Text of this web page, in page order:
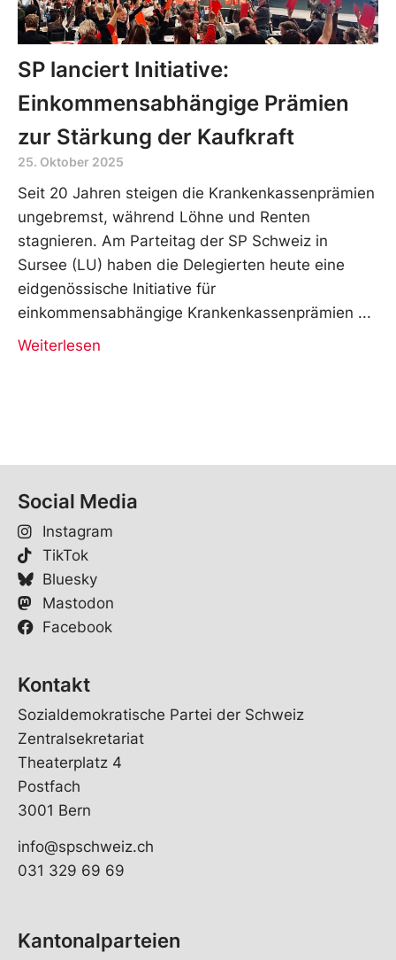
SP lanciert Initiative:
Einkommensabhängige Prämien
zur Stärkung der Kaufkraft
25. Oktober 2025
Seit 20 Jahren steigen die Krankenkassenprämien
ungebremst, während Löhne und Renten
stagnieren. Am Parteitag der SP Schweiz in
Sursee (LU) haben die Delegierten heute eine
eidgenössische Initiative für
einkommensabhängige Krankenkassenprämien
Weiterlesen
Social Media
Instagram
TikTok
Bluesky
Mastodon
Facebook
Kontakt
Sozialdemokratische Partei der Schweiz
Zentralsekretariat
Theaterplatz 4
Postfach
3001 Bern
info@spschweiz.ch
031 329 69 69
Kantonalparteien